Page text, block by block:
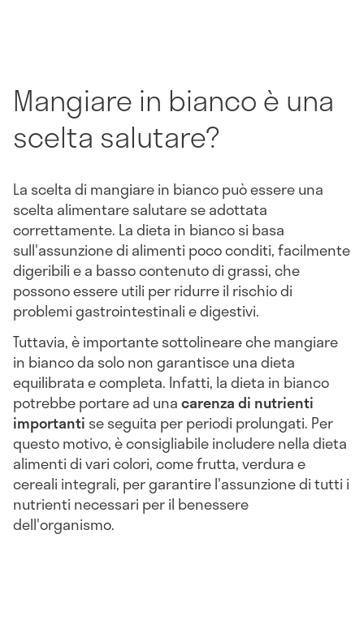
Mangiare in bianco è una
scelta salutare?
La scelta di mangiare in bianco può essere una
scelta alimentare salutare se adottata
correttamente. La dieta in bianco si basa
sull'assunzione di alimenti poco conditi, facilmente
digeribili e a basso contenuto di grassi, che
possono essere utili per ridurre il rischio di
problemi gastrointestinali e digestivi.
Tuttavia, è importante sottolineare che mangiare
in bianco da solo non garantisce una dieta
equilibrata e completa. Infatti, la dieta in bianco
potrebbe portare ad unacarenza di nutrienti
importanti se seguita per periodi prolungati. Per
questo motivo, è consigliabile includere nella dieta
alimenti di vari colori, come frutta, verdura e
cereali integrali, per garantire l'assunzione di tutti i
nutrienti necessari per il benessere
dell'organismo.